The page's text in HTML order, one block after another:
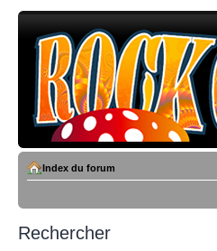
Index du forum
Rechercher